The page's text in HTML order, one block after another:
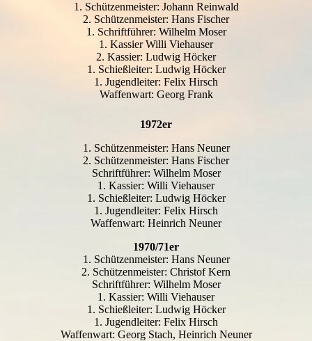
1. Schützenmeister: Johann Reinwald
2. Schützenmeister: Hans Fischer
1. Schriftführer: Wilhelm Moser
1. Kassier Willi Viehauser
2. Kassier: Ludwig Höcker
1. Schießleiter: Ludwig Höcker
1. Jugendleiter: Felix Hirsch
Waffenwart: Georg Frank
1972er
1. Schützenmeister: Hans Neuner
2. Schützenmeister: Hans Fischer
Schriftführer: Wilhelm Moser
1. Kassier: Willi Viehauser
1. Schießleiter: Ludwig Höcker
1. Jugendleiter: Felix Hirsch
Waffenwart: Heinrich Neuner
1970/71er
1. Schützenmeister: Hans Neuner
2. Schützenmeister: Christof Kern
Schriftführer: Wilhelm Moser
1. Kassier: Willi Viehauser
1. Schießleiter: Ludwig Höcker
1. Jugendleiter: Felix Hirsch
Waffenwart: Georg Stach, Heinrich Neuner